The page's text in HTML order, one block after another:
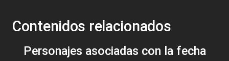
Contenidos relacionados
Personajes asociadas con la fecha